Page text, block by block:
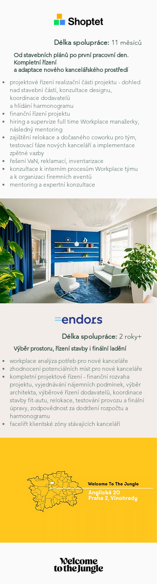
Délka spolupráce: 11 měsíců
Od stavebních plánů po první pracovní den.
Kompletní řízení
a adaptace nového kancelářského prostředí
projektové řízení realizační části projektu - dohled
nad stavební částí, konzultace designu,
koordinace dodavatelů
a hlídání harmonogramu
finanční řízení projektu
hiring a supervize full time Workplace manažerky,
následný mentoring
zajištění relokace a dočasného coworku pro tým,
testovací fáze nových kanceláří a implementace
zpětné vazby
řešení VaN, reklamací, inventarizace
konzultace k interním procesům Workplace týmu
a k organizaci firemních eventů
mentoring a expertní konzultace
Délka spolupráce: 2 roky+
Výběr prostoru, řízení stavby i finální ladění
workplace analýza potřeb pro nové kanceláře
zhodnocení potenciálních míst pro nové kanceláře
kompletní projektové řízení - finanční rozvaha
projektu, vyjednávání nájemních podmínek, výběr
architekta, výběrové řízení dodavatelů, koordinace
stavby fit-autu, relokace, testování provozu a finální
úpravy, zodpovědnost za dodržení rozpočtu a
harmonogramu
facelift klientské zóny stávajících kanceláří